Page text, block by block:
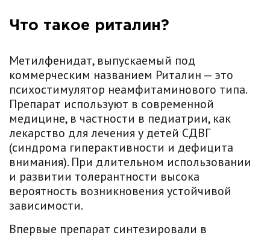
Что такое риталин?
Метилфенидат, выпускаемый под
коммерческим названием Риталин — это
психостимулятор неамфитаминового типа.
Препарат используют в современной
медицине, в частности в педиатрии, как
лекарство для лечения у детей СДВГ
(синдрома гиперактивности и дефицита
внимания). При длительном использовании
и развитии толерантности высока
вероятность возникновения устойчивой
зависимости.
Впервые препарат синтезировали в